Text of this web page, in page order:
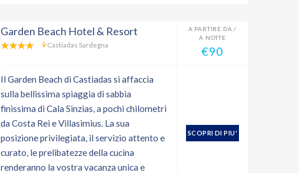
Garden Beach Hotel & Resort
Castiadas Sardegna
A PARTIRE DA /
A NOTTE
€90
Il Garden Beach di Castiadas si affaccia
sulla bellissima spiaggia di sabbia
finissima di Cala Sinzias, a pochi chilometri
da Costa Rei e Villasimius. La sua
posizione privilegiata, il servizio attento e
curato, le prelibatezze della cucina
renderanno la vostra vacanza unica e
SCOPRI DI PIU'